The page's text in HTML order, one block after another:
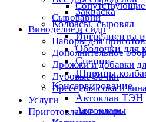
Сопутствующие
Сыроварни
Виноделие и сидр
Наборы для
Дополнительное
Дрожжи и добавки
Дубовые бочки
Пресс для сока и
Услуги
Приготовление пищи
Закваска
Колбасы, сыровял
Ингредиенты
Оболочки для
Специи
Шприцы
Консервирование
Автоклав ТЭН
Автоклавы